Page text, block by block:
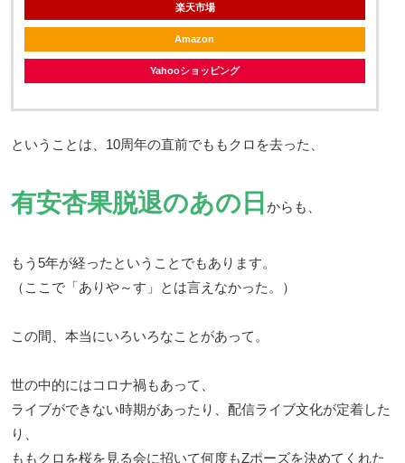
楽天市場
Amazon
Yahooショッピング
ということは、10周年の直前でももクロを去った、
有安杏果脱退のあの日 からも、
もう5年が経ったということでもあります。
（ここで「ありや～す」とは言えなかった。）
この間、本当にいろいろなことがあって。
世の中的にはコロナ禍もあって、
ライブができない時期があったり、配信ライブ文化が定着した
り、
ももクロを桜を見る会に招いて何度もZポーズを決めてくれた